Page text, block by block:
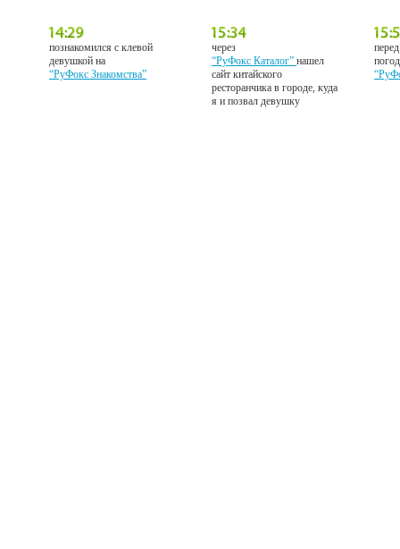
познакомился с клевой
девушкой на
“РуФокс Знакомства”
через
“РуФокс Каталог”нашел
сайт китайского
ресторанчика в городе, куда
я и позвал девушку